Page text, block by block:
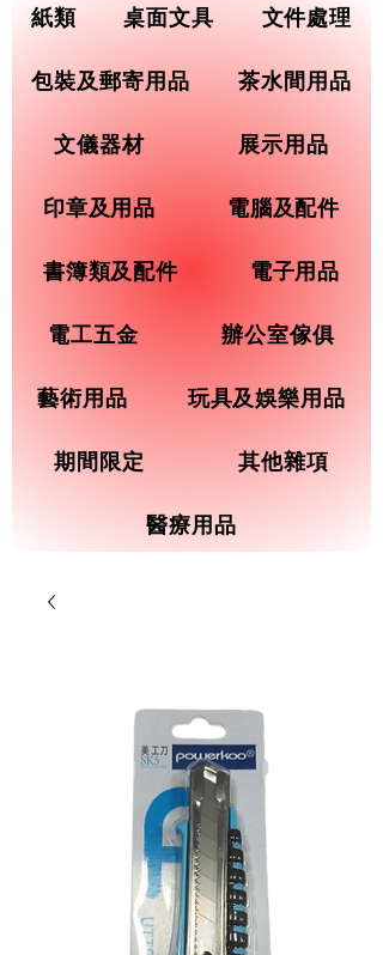
紙類 桌面文具 文件處理
包裝及郵寄用品 茶水間用品
文儀器材 展示用品
印章及用品 電腦及配件
書簿類及配件 電子用品
電工五金 辦公室傢俱
藝術用品 玩具及娛樂用品
期間限定 其他雜項
醫療用品